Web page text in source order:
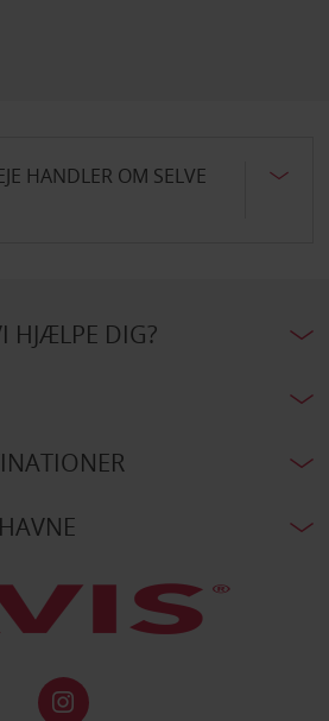
HANDLER OM SELVE
HJÆLPE DIG?